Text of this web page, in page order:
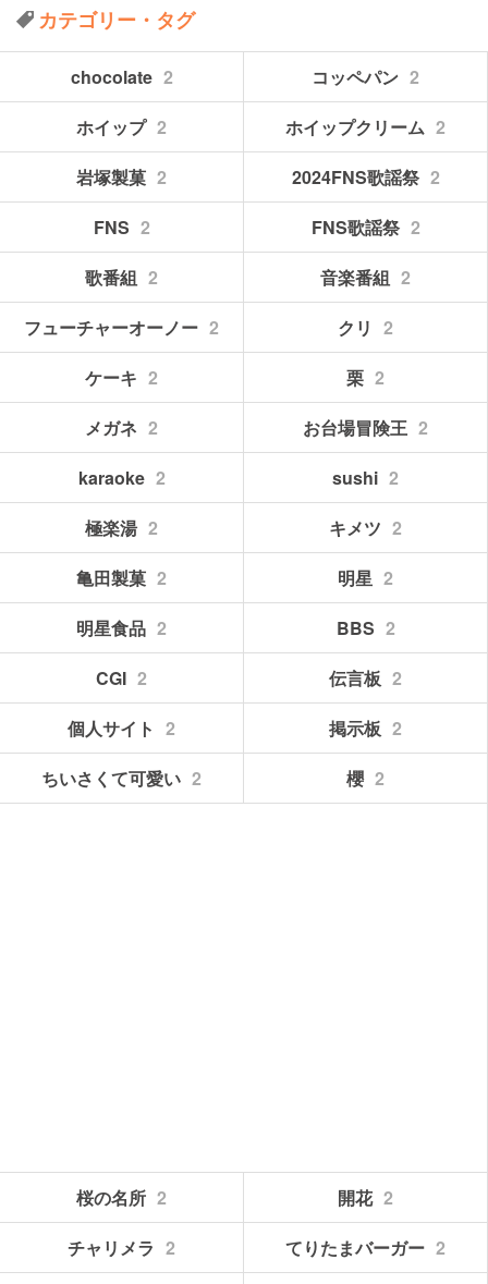
カテゴリー・タグ
chocolate 2 コッペパン 2
ホイップ 2 ホイップクリーム 2
岩塚製菓 2 2024FNS歌謡祭 2
FNS 2 FNS歌謡祭 2
歌番組 2 音楽番組 2
フューチャーオーノー 2 クリ 2
ケーキ 2 栗 2
メガネ 2 お台場冒険王 2
karaoke 2 sushi 2
極楽湯 2 キメツ 2
亀田製菓 2 明星 2
明星食品 2 BBS 2
CGI 2 伝言板 2
個人サイト 2 掲示板 2
ちいさくて可愛い 2 櫻 2
桜の名所 2 開花 2
チャリメラ 2 てりたまバーガー 2